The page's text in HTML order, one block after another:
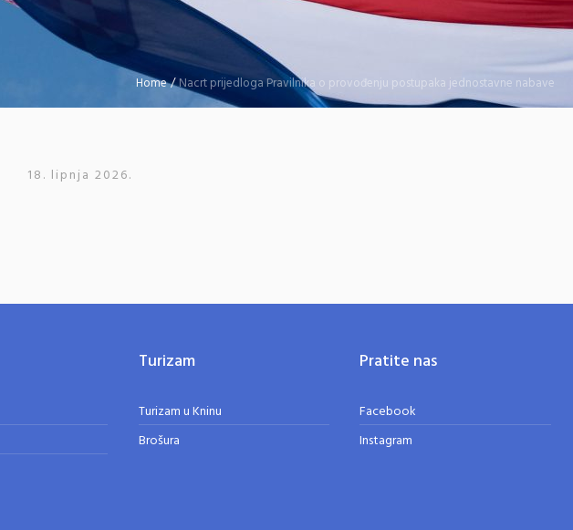
Home/Nacrt prijedloga Pravilnika o provođenju postupaka jednostavne nabave
18. lipnja 2026.
Turizam
Turizam u Kninu
Brošura
Pratite nas
Facebook
Instagram